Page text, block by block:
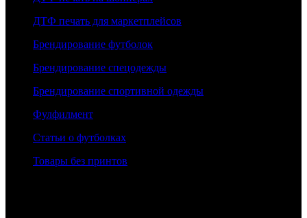
ДТФ печать для маркетплейсов
Брендирование футболок
Брендирование спецодежды
Брендирование спортивной одежды
Фулфилмент
Статьи о футболках
Товары без принтов